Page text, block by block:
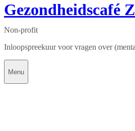
Gezondheidscafé
Non-profit
Inloopspreekuur voor vragen over
Menu